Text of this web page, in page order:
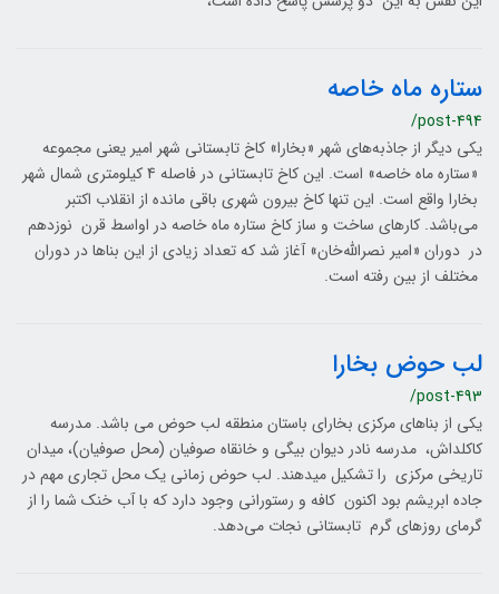
ستاره ماه خاصه
/post-494
یکی دیگر از جاذبه‌های شهر «بخارا» کاخ تابستانی شهر امیر یعنی مجموعه
«ستاره ماه خاصه» است. این کاخ تابستانی در فاصله 4 کیلومتری شمال شهر
بخارا واقع است. این تنها کاخ بیرون شهری باقی مانده از انقلاب اکتبر
می‌باشد. کارهای ساخت و ساز کاخ ستاره ماه خاصه در اواسط قرن نوزدهم
در دوران «امیر نصرالله‌خان» آغاز شد که تعداد زیادی از این بناها در دوران
مختلف از بین رفته است.
لب حوض بخارا
/post-493
یکی از بناهای مرکزی بخارای باستان منطقه لب حوض می باشد. مدرسه
کاکلداش، مدرسه نادر دیوان بیگی و خانقاه صوفیان (محل صوفیان)، میدان
تاریخی مرکزی را تشکیل میدهند. لب حوض زمانی یک محل تجاری مهم در
جاده ابریشم بود اکنون کافه و رستورانی وجود دارد که با آب خنک شما را از
گرمای روزهای گرم تابستانی نجات می‌دهد.